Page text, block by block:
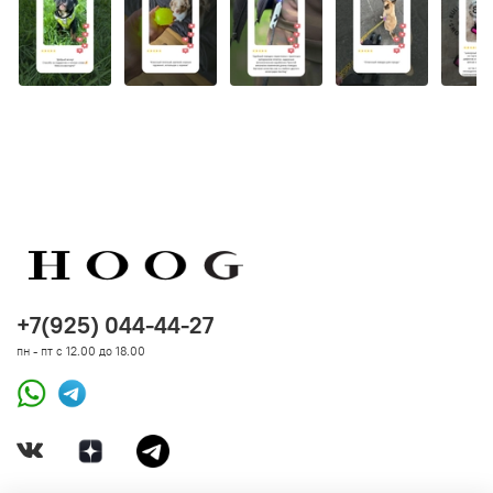
+7(925) 044-44-27
пн - пт с 12.00 до 18.00